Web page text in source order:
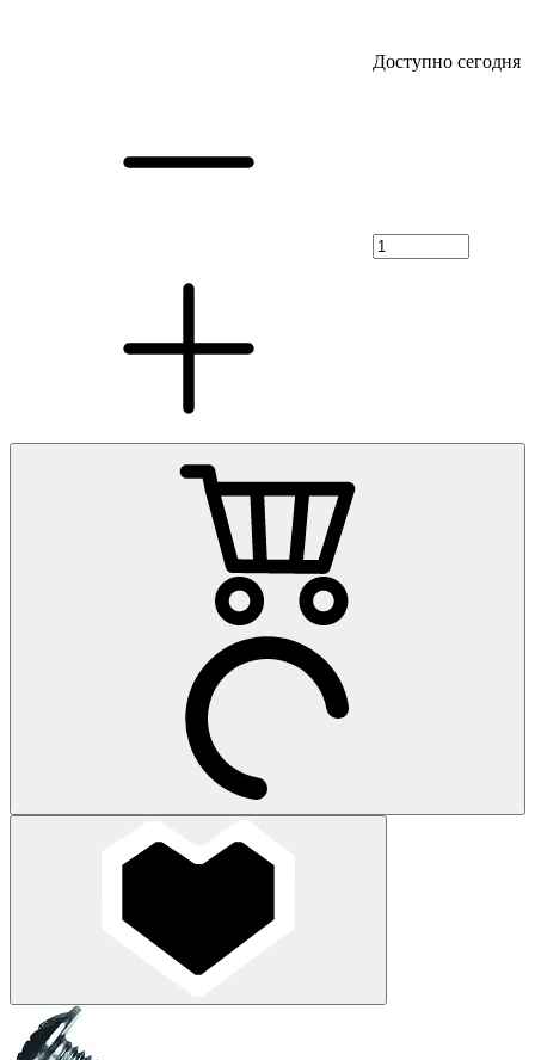
Доступно сегодня